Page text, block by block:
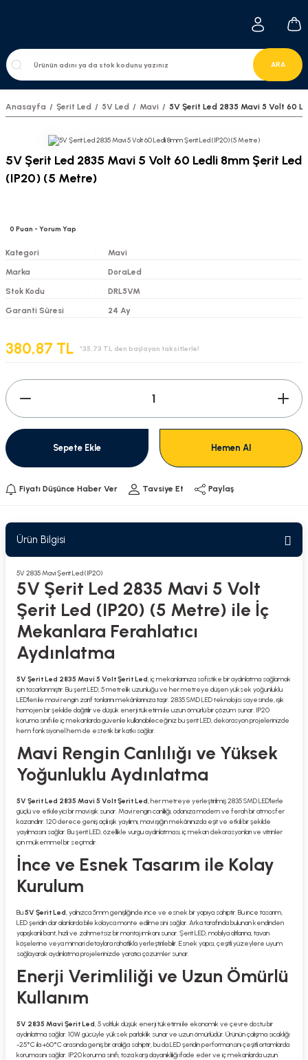
ARA
Anasayfa Şerit Led 5V Led Mavi 5V Şerit Led 2835 Mavi 5 Volt 60
5V Şerit Led 2835 Mavi 5 Volt 60 Ledli 8mm Şerit Led
(IP20) (5 Metre)
0 Puan - Yorum Yap
Kategori
Mavi
Marka
DoraLed
Stok Kodu
DRL5VM
Garanti Süresi
24 Ay
380,87 TL *35,73 TL den başlayan taksitlerle!
Sepete Ekle Hemen Al
Fiyatı Düşünce Haber Ver Tavsiye Et Paylaş
Ürün Bilgisi
5V 2835 Mavi Şerit Led (IP20)
5V Şerit Led 2835 Mavi 5 Volt
Şerit Led (IP20) (5 Metre) ile İç
Mekanlara Ferahlatıcı
Aydınlatma
5V Şerit Led 2835 Mavi 5 Volt Şerit Led, iç mekanlarınıza sofistike bir aydınlatma sağlamak
için tasarlanmıştır. Bu şerit LED, 5 metrelik uzunluğu ve her metreye düşen yüksek yoğunluklu
LED'leri ile mavi rengin zarif tonlarını mekânlarınıza taşır. 2835 SMD LED teknolojisi sayesinde, ışık
homojen bir şekilde dağıtılır ve düşük enerji tüketimi ile uzun ömürlü bir çözüm sunar. IP20
koruma sınıfı ile iç mekanlarda güvenle kullanabileceğiniz bu şerit LED, dekorasyon projelerinizde
hem fonksiyonel hem de estetik bir katkı sağlar.
Mavi Rengin Canlılığı ve Yüksek
Yoğunluklu Aydınlatma
5V Şerit Led 2835 Mavi 5 Volt Şerit Led, her metreye yerleştirilmiş 2835 SMD LED'lerle
güçlü ve etkileyici bir mavi ışık sunar. Mavi rengin canlılığı, odanıza modern ve ferah bir atmosfer
kazandırır. 120 derece geniş açılı ışık yayılımı, mavi ışığın mekânınızda eşit ve etkili bir şekilde
yayılmasını sağlar. Bu şerit LED, özellikle vurgu aydınlatması, iç mekan dekorasyonları ve vitrinler
için mükemmel bir seçimdir.
İnce ve Esnek Tasarım ile Kolay
Kurulum
Bu5V Şerit Led, yalnızca 5mm genişliğinde ince ve esnek bir yapıya sahiptir. Bu ince tasarım,
LED şeridin dar alanlarda bile kolayca monte edilmesini sağlar. Arka tarafında bulunan kendinden
yapışkanlı bant, hızlı ve zahmetsiz bir montaj imkanı sunar. Şerit LED, mobilya altlarına, tavan
köşelerine veya mimari detaylara rahatlıkla yerleştirilebilir. Esnek yapısı, çeşitli yüzeylere uyum
sağlayarak aydınlatma projelerinizde yaratıcı çözümler sunar.
Enerji Verimliliği ve Uzun Ömürlü
Kullanım
5V 2835 Mavi Şerit Led, 5 voltluk düşük enerji tüketimi ile ekonomik ve çevre dostu bir
aydınlatma sağlar. 10W gücüyle yüksek parlaklık sunar ve uzun ömürlüdür. Ürünün çalışma sıcaklığı
-25°C ila +60°C arasında geniş bir aralığa sahiptir, bu da LED şeridin performansını çeşitli ortamlarda
korumasını sağlar. IP20 koruma sınıfı, toza karşı dayanıklılığı ifade eder ve iç mekanlarda uzun